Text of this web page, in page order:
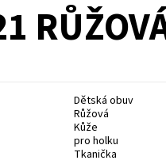
Dětská obuv
Růžová
Kůže
pro holku
Tkanička